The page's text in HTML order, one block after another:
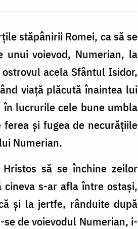
stăpânirii Romei, ca să se
unui voievod, Numerian, la
acela Sfântul Isidor,
viață plăcută înaintea lui
în lucrurile cele bune umbla
și fugea de necurățiile
Numerian.
să se închine zeilor
s-ar afla între ostași,
și la jertfe, rânduite după
de voievodul Numerian, i-